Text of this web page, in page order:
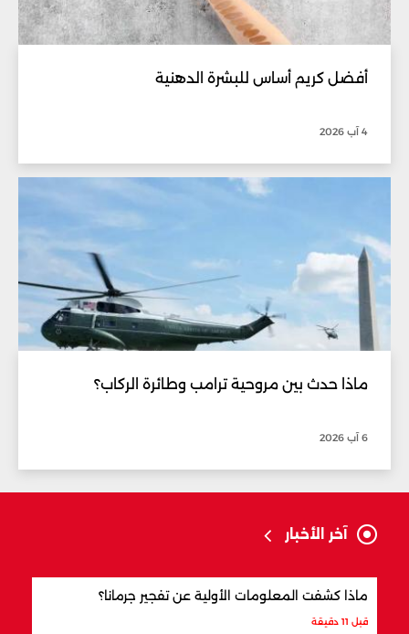
أفضل كريم أساس للبشرة الدهنية
4 آب 2026
ماذا حدث بين مروحية ترامب وطائرة الركاب؟
6 آب 2026
آخر الأخبار
ماذا كشفت المعلومات الأولية عن تفجير جرمانا؟
قبل 11 دقيقة